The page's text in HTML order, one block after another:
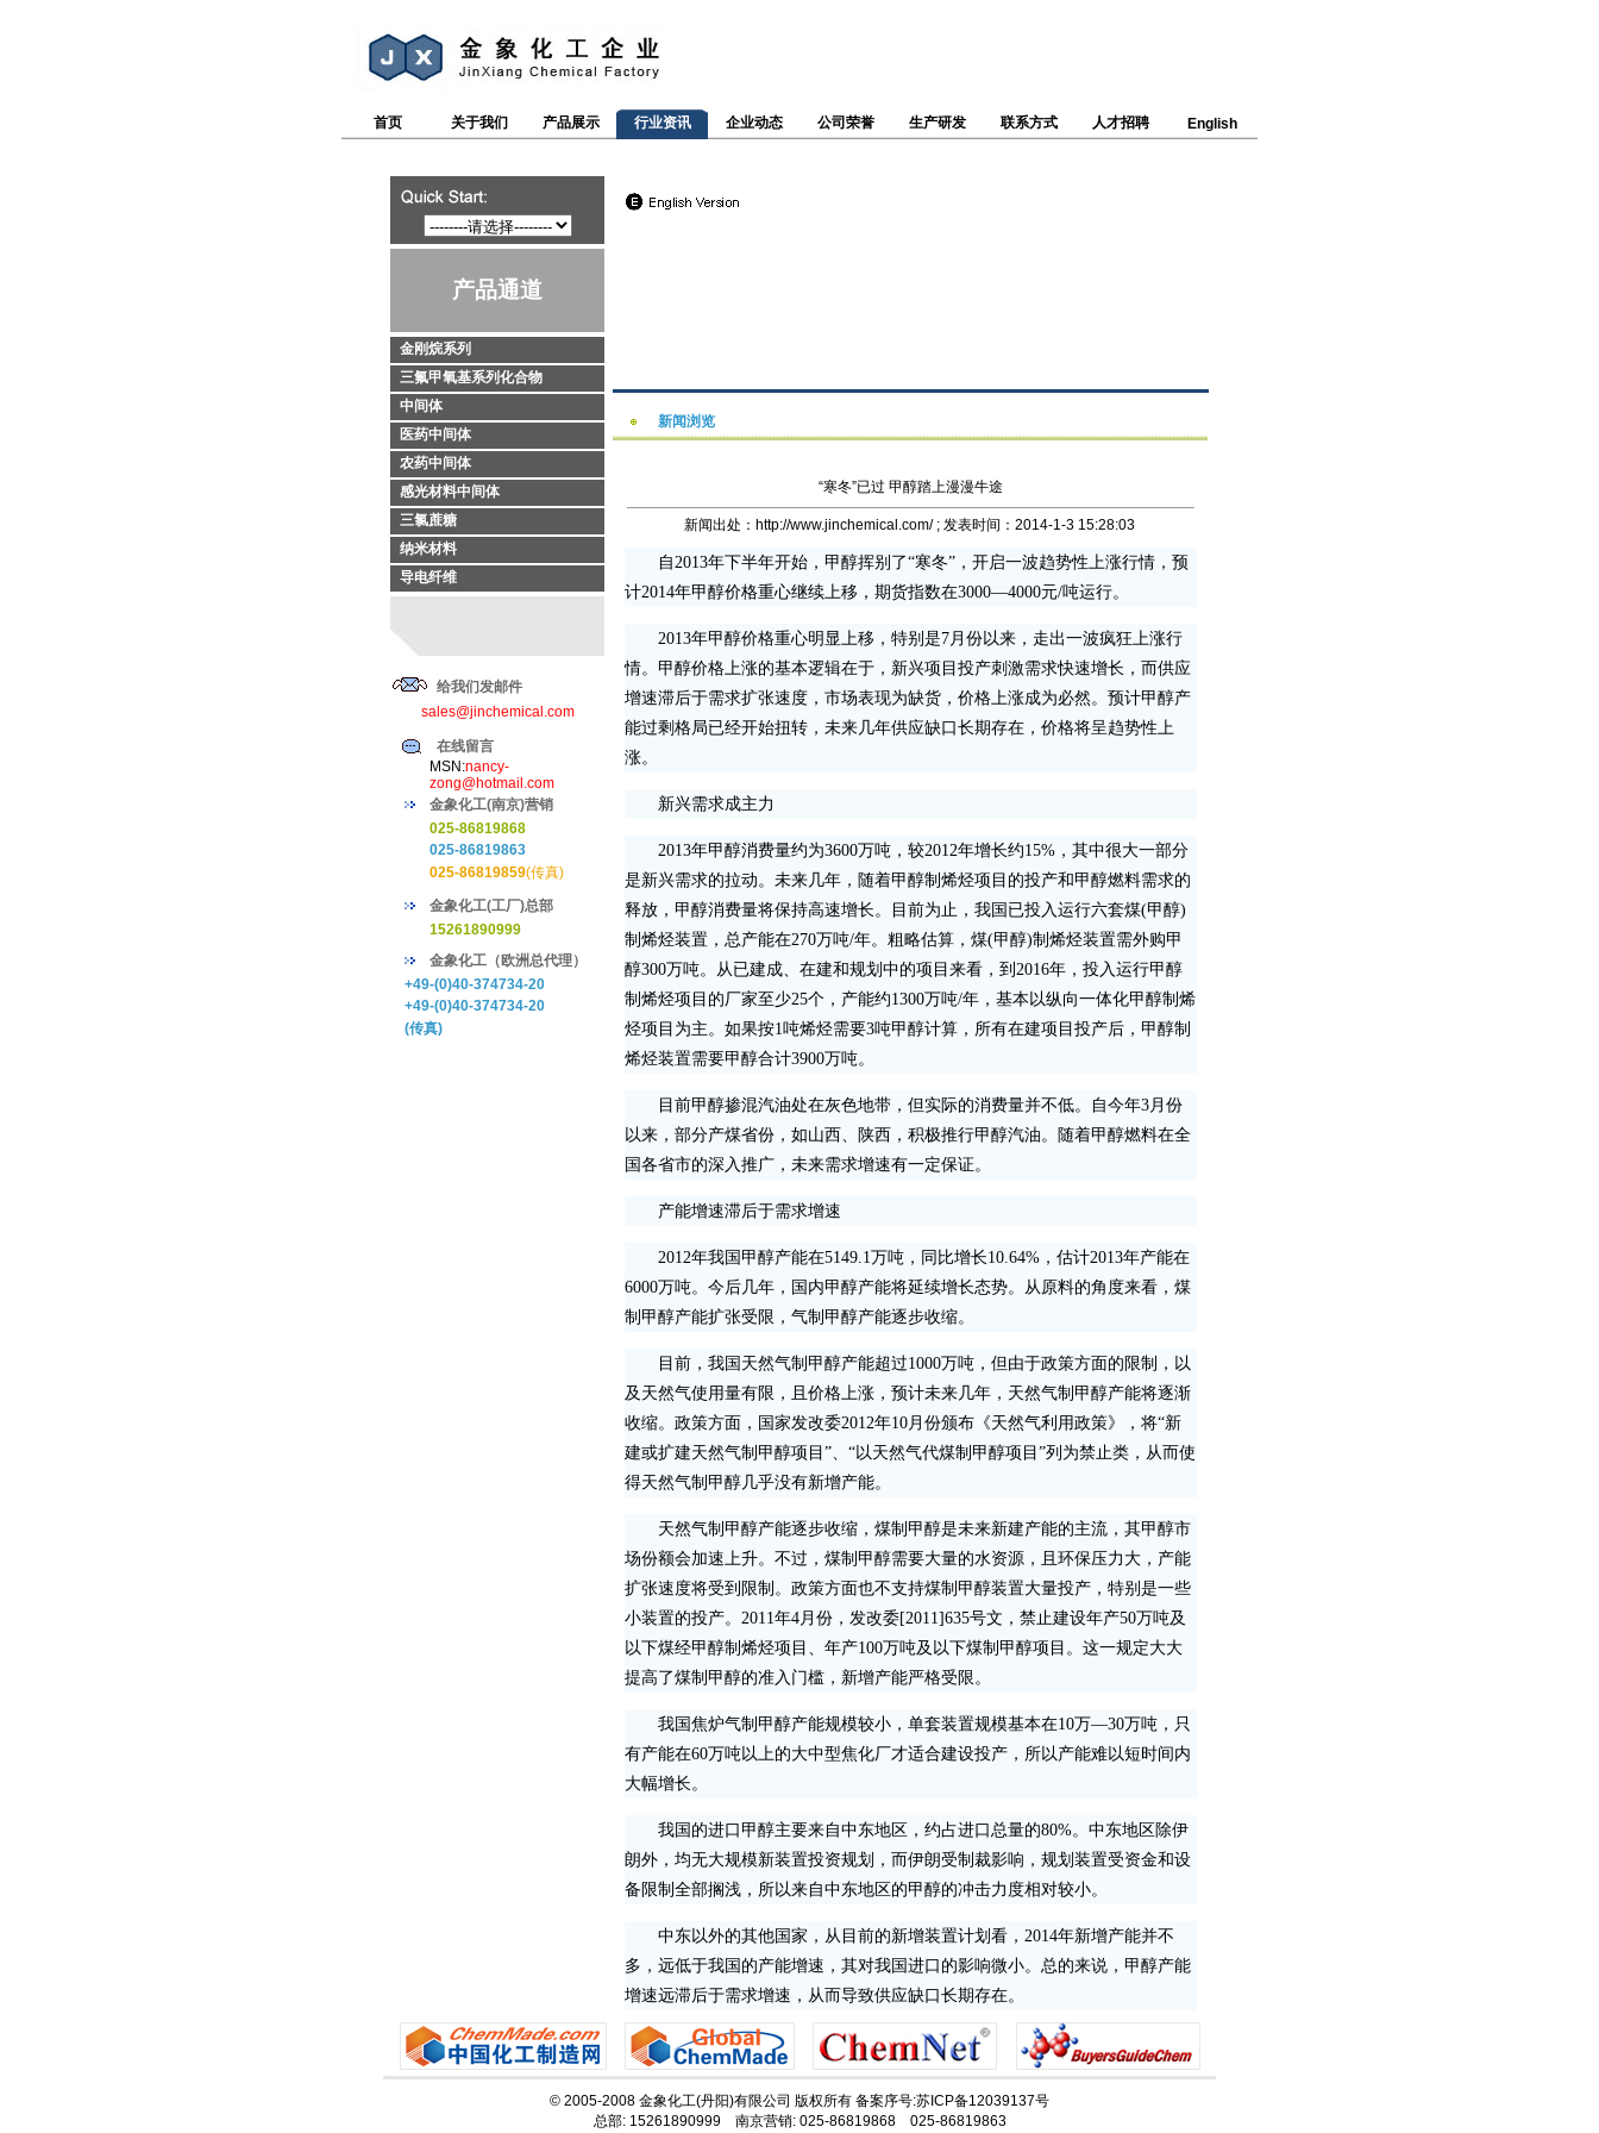
首页 关于我们 产品展示 行业资讯 企业动态 公司荣誉 生产研发 联系方式 人才招聘 English
产品通道
金刚烷系列
三氟甲氧基系列化合物
中间体
医药中间体
农药中间体
感光材料中间体
三氯蔗糖
纳米材料
导电纤维
给我们发邮件
sales@jinchemical.com
在线留言
MSN:nancy-
zong@hotmail.com
金象化工(南京)营销
025-86819868
025-86819863
025-86819859(传真)
金象化工(工厂)总部
15261890999
金象化工（欧洲总代理）
+49-(0)40-374734-20
+49-(0)40-374734-20
(传真)
新闻浏览
“寒冬”已过 甲醇踏上漫漫牛途
新闻出处：http://www.jinchemical.com/ ; 发表时间：2014-1-3 15:28:03
自2013年下半年开始，甲醇挥别了“寒冬”，开启一波趋势性上涨行情，预
计2014年甲醇价格重心继续上移，期货指数在3000—4000元/吨运行。
2013年甲醇价格重心明显上移，特别是7月份以来，走出一波疯狂上涨行
情。甲醇价格上涨的基本逻辑在于，新兴项目投产刺激需求快速增长，而供应
增速滞后于需求扩张速度，市场表现为缺货，价格上涨成为必然。预计甲醇产
能过剩格局已经开始扭转，未来几年供应缺口长期存在，价格将呈趋势性上
涨。
新兴需求成主力
2013年甲醇消费量约为3600万吨，较2012年增长约15%，其中很大一部分
是新兴需求的拉动。未来几年，随着甲醇制烯烃项目的投产和甲醇燃料需求的
释放，甲醇消费量将保持高速增长。目前为止，我国已投入运行六套煤(甲醇)
制烯烃装置，总产能在270万吨/年。粗略估算，煤(甲醇)制烯烃装置需外购甲
醇300万吨。从已建成、在建和规划中的项目来看，到2016年，投入运行甲醇
制烯烃项目的厂家至少25个，产能约1300万吨/年，基本以纵向一体化甲醇制烯
烃项目为主。如果按1吨烯烃需要3吨甲醇计算，所有在建项目投产后，甲醇制
烯烃装置需要甲醇合计3900万吨。
目前甲醇掺混汽油处在灰色地带，但实际的消费量并不低。自今年3月份
以来，部分产煤省份，如山西、陕西，积极推行甲醇汽油。随着甲醇燃料在全
国各省市的深入推广，未来需求增速有一定保证。
产能增速滞后于需求增速
2012年我国甲醇产能在5149.1万吨，同比增长10.64%，估计2013年产能在
6000万吨。今后几年，国内甲醇产能将延续增长态势。从原料的角度来看，煤
制甲醇产能扩张受限，气制甲醇产能逐步收缩。
目前，我国天然气制甲醇产能超过1000万吨，但由于政策方面的限制，以
及天然气使用量有限，且价格上涨，预计未来几年，天然气制甲醇产能将逐渐
收缩。政策方面，国家发改委2012年10月份颁布《天然气利用政策》，将“新
建或扩建天然气制甲醇项目”、“以天然气代煤制甲醇项目”列为禁止类，从而使
得天然气制甲醇几乎没有新增产能。
天然气制甲醇产能逐步收缩，煤制甲醇是未来新建产能的主流，其甲醇市
场份额会加速上升。不过，煤制甲醇需要大量的水资源，且环保压力大，产能
扩张速度将受到限制。政策方面也不支持煤制甲醇装置大量投产，特别是一些
小装置的投产。2011年4月份，发改委[2011]635号文，禁止建设年产50万吨及
以下煤经甲醇制烯烃项目、年产100万吨及以下煤制甲醇项目。这一规定大大
提高了煤制甲醇的准入门槛，新增产能严格受限。
我国焦炉气制甲醇产能规模较小，单套装置规模基本在10万—30万吨，只
有产能在60万吨以上的大中型焦化厂才适合建设投产，所以产能难以短时间内
大幅增长。
我国的进口甲醇主要来自中东地区，约占进口总量的80%。中东地区除伊
朗外，均无大规模新装置投资规划，而伊朗受制裁影响，规划装置受资金和设
备限制全部搁浅，所以来自中东地区的甲醇的冲击力度相对较小。
中东以外的其他国家，从目前的新增装置计划看，2014年新增产能并不
多，远低于我国的产能增速，其对我国进口的影响微小。总的来说，甲醇产能
增速远滞后于需求增速，从而导致供应缺口长期存在。
© 2005-2008 金象化工(丹阳)有限公司 版权所有 备案序号:苏ICP备12039137号
总部: 15261890999 南京营销: 025-86819868 025-86819863